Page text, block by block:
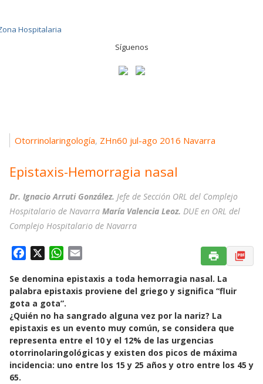
Síguenos
Otorrinolaringología, ZHn60 jul-ago 2016 Navarra
Epistaxis-Hemorragia nasal
Dr. Ignacio Arruti González. Jefe de Sección ORL del Complejo
Hospitalario de Navarra María Valencia Leoz. DUE en ORL del
Complejo Hospitalario de Navarra
c
e
b
o
o
k
W
a
t
s
A
p
p
a
Se denomina epistaxis a toda hemorragia nasal. La
palabra epistaxis proviene del griego y significa “fluir
gota a gota”.
¿Quién no ha sangrado alguna vez por la nariz? La
epistaxis es un evento muy común, se considera que
representa entre el 10 y el 12% de las urgencias
otorrinolaringológicas y existen dos picos de máxima
incidencia: uno entre los 15 y 25 años y otro entre los 45 y
65.